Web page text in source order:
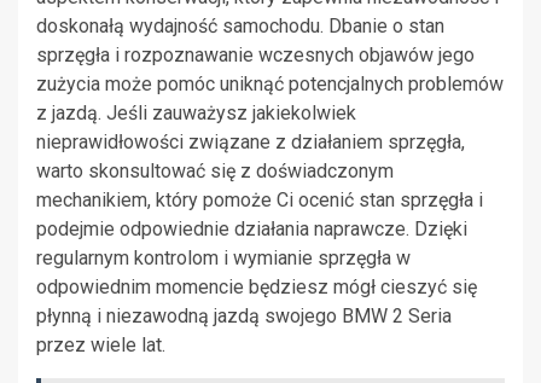
doskonałą wydajność samochodu. Dbanie o stan
sprzęgła i rozpoznawanie wczesnych objawów jego
zużycia może pomóc uniknąć potencjalnych problemów
z jazdą. Jeśli zauważysz jakiekolwiek
nieprawidłowości związane z działaniem sprzęgła,
warto skonsultować się z doświadczonym
mechanikiem, który pomoże Ci ocenić stan sprzęgła i
podejmie odpowiednie działania naprawcze. Dzięki
regularnym kontrolom i wymianie sprzęgła w
odpowiednim momencie będziesz mógł cieszyć się
płynną i niezawodną jazdą swojego BMW 2 Seria
przez wiele lat.